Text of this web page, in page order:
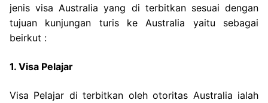
jenis visa Australia yang di terbitkan sesuai dengan
tujuan kunjungan turis ke Australia yaitu sebagai
beirkut :
1. Visa Pelajar
Visa Pelajar di terbitkan oleh otoritas Australia ialah